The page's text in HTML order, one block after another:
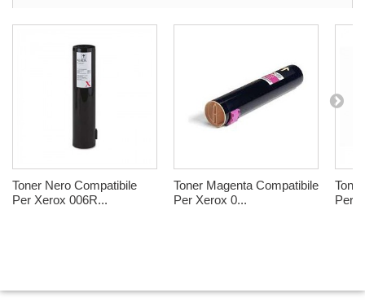
Toner Nero Compatibile
Per Xerox 006R...
Toner Magenta Compatibile
Per Xerox 0...
Per